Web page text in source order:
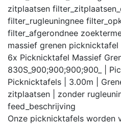
zitplaatsen
filter_rugleuningnee
filter_afgerondnee
massief grenen picknicktafel
6x Picknicktafel Massief
830S_900;900;900;900_ |
Picknicktafels | 3.00m |
zitplaatsen | zonder
feed_beschrijving
Onze picknicktafels worden